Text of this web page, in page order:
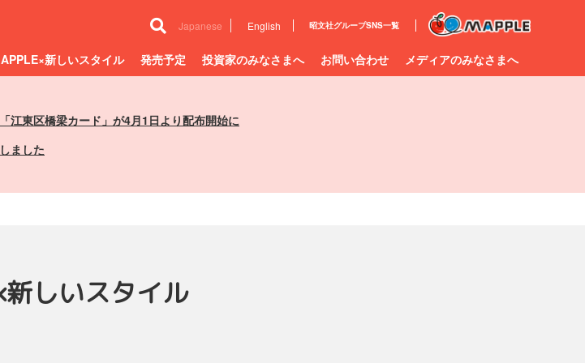
Japanese English 昭文社グループSNS一覧
新しいスタイル 発売予定 投資家のみなさまへ お問い合わせ メディアのみなさまへ
江東区橋梁カード」が4月1日より配布開始に
ました
新しいスタイル